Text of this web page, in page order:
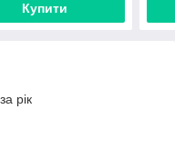
Купити
рік